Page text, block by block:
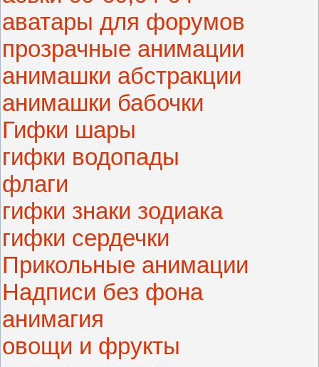
аватары для форумов
прозрачные анимации
анимашки абстракции
анимашки бабочки
Гифки шары
гифки водопады
флаги
гифки знаки зодиака
гифки сердечки
Прикольные анимации
Надписи без фона
анимагия
овощи и фрукты